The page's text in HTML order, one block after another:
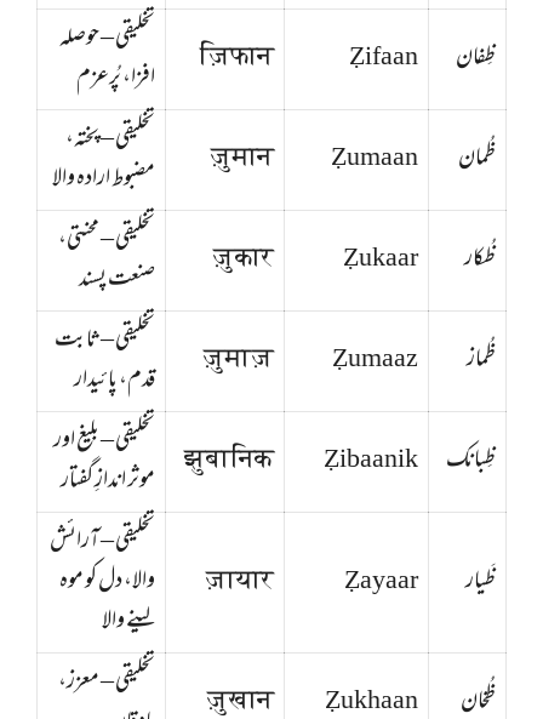
ظِفان
Ẓifaan
ज़िफान
تخلیقی – حوصلہ
افزا، پُرعزم
ظُمان
Ẓumaan
ज़ुमान
تخلیقی – پختہ،
مضبوط ارادہ والا
ظُکار
Ẓukaar
ज़ुकार
تخلیقی – محنتی،
صنعت پسند
ظُماز
Ẓumaaz
ज़ुमाज़
تخلیقی – ثابت
قدم، پائیدار
ظِبانک
Ẓibaanik
झुबानिक
تخلیقی – بلیغ اور
موثر اندازِ گفتار
ظَیار Ẓayaar
ज़ायार
تخلیقی – آرائش
والا، دل کو موہ
لینے والا
ظُخان
Ẓukhaan
ज़ुखान
تخلیقی – معزز،